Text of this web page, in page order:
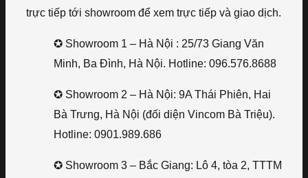
trực tiếp tới showroom để xem trực tiếp và giao dịch.
✪ Showroom 1 – Hà Nội : 25/73 Giang Văn
Minh, Ba Đình, Hà Nội. Hotline: 096.576.8688
✪ Showroom 2 – Hà Nội: 9A Thái Phiên, Hai
Bà Trưng, Hà Nội (đối diện Vincom Bà Triệu).
Hotline: 0901.989.686
✪ Showroom 3 – Bắc Giang: Lô 4, tòa 2, TTTM